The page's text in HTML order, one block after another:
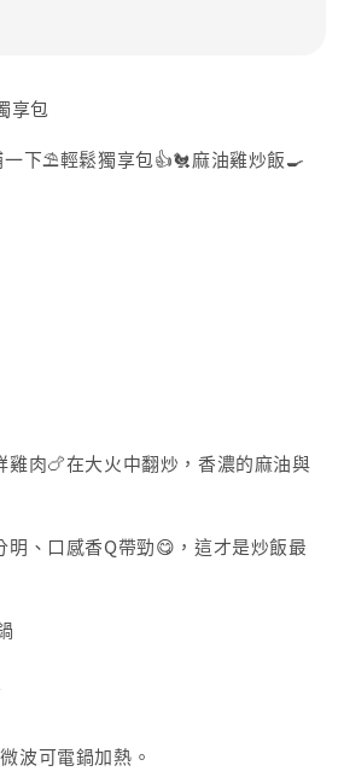
享包
下⛱️輕鬆獨享包👍🐔麻油雞炒飯🍳
雞肉🍗在大火中翻炒，香濃的麻油與
明、口感香Q帶勁😋，這才是炒飯最
波可電鍋加熱。